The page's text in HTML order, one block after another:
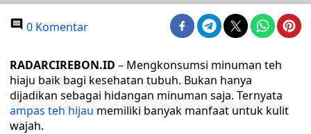
0 Komentar
RADARCIREBON.ID – Mengkonsumsi minuman teh
hiaju baik bagi kesehatan tubuh. Bukan hanya
dijadikan sebagai hidangan minuman saja. Ternyata
ampas teh hijau memiliki banyak manfaat untuk kulit
wajah.